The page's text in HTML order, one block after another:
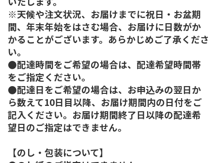
※天候や注文状況、お届けまでに祝日・お盆期
間、年末年始をはさむ場合、お届けに日数がか
かることがございます。あらかじめご了承くださ
い。
●配達時間をご希望の場合は、配達希望時間帯
をご指定ください。
●配達日をご希望の場合は、お申込みの翌日か
ら数えて10日目以降、お届け期間内の日付をご
記入ください。お届け期間終了日以降の配達希
望日のご指定はできません。
【のし・包装について】